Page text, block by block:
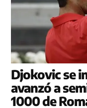
Djokovic se
avanzó a
1000 de